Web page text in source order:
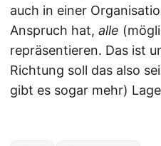
auch in einer
Anspruch hat, alle
repräsentieren. Das ist
Richtung soll das also
gibt es sogar mehr)